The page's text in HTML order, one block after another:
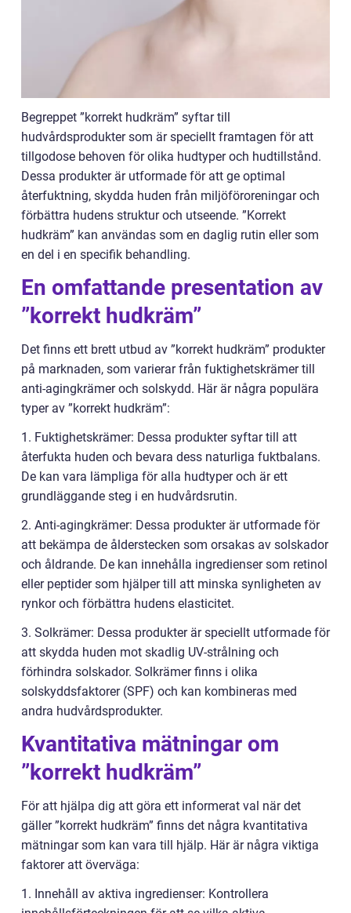
Begreppet ”korrekt hudkräm” syftar till
hudvårdsprodukter som är speciellt framtagen för att
tillgodose behoven för olika hudtyper och hudtillstånd.
Dessa produkter är utformade för att ge optimal
återfuktning, skydda huden från miljöföroreningar och
förbättra hudens struktur och utseende. ”Korrekt
hudkräm” kan användas som en daglig rutin eller som
en del i en specifik behandling.
En omfattande presentation av
”korrekt hudkräm”
Det finns ett brett utbud av ”korrekt hudkräm” produkter
på marknaden, som varierar från fuktighetskrämer till
anti-agingkrämer och solskydd. Här är några populära
typer av ”korrekt hudkräm”:
1. Fuktighetskrämer: Dessa produkter syftar till att
återfukta huden och bevara dess naturliga fuktbalans.
De kan vara lämpliga för alla hudtyper och är ett
grundläggande steg i en hudvårdsrutin.
2. Anti-agingkrämer: Dessa produkter är utformade för
att bekämpa de ålderstecken som orsakas av solskador
och åldrande. De kan innehålla ingredienser som retinol
eller peptider som hjälper till att minska synligheten av
rynkor och förbättra hudens elasticitet.
3. Solkrämer: Dessa produkter är speciellt utformade för
att skydda huden mot skadlig UV-strålning och
förhindra solskador. Solkrämer finns i olika
solskyddsfaktorer (SPF) och kan kombineras med
andra hudvårdsprodukter.
Kvantitativa mätningar om
”korrekt hudkräm”
För att hjälpa dig att göra ett informerat val när det
gäller ”korrekt hudkräm” finns det några kvantitativa
mätningar som kan vara till hjälp. Här är några viktiga
faktorer att överväga:
1. Innehåll av aktiva ingredienser: Kontrollera